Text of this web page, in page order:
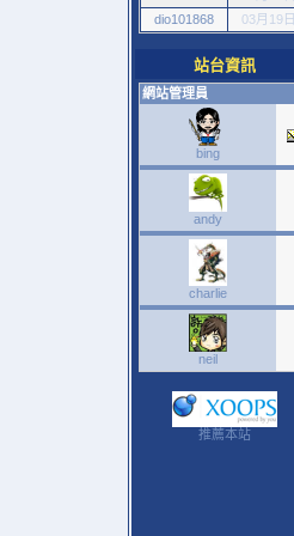
dio101868
03月19日
站台資訊
網站管理員
bing
andy
charlie
neil
推薦本站